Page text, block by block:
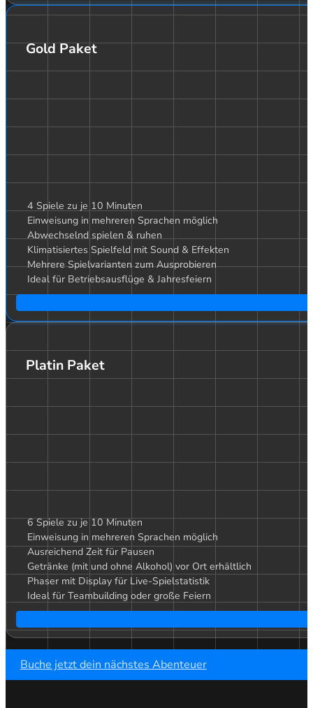
Gold Paket
4 Spiele zu je 10 Minuten
Einweisung in mehreren Sprachen möglich
Abwechselnd spielen & ruhen
Klimatisiertes Spielfeld mit Sound & Effekten
Mehrere Spielvarianten zum Ausprobieren
Ideal für Betriebsausflüge & Jahresfeiern
Platin Paket
6 Spiele zu je 10 Minuten
Einweisung in mehreren Sprachen möglich
Ausreichend Zeit für Pausen
Getränke (mit und ohne Alkohol) vor Ort erhältlich
Phaser mit Display für Live-Spielstatistik
Ideal für Teambuilding oder große Feiern
Buche jetzt dein nächstes Abenteuer